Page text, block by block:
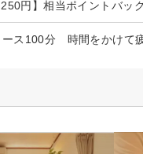
ス100分 時間をかけて